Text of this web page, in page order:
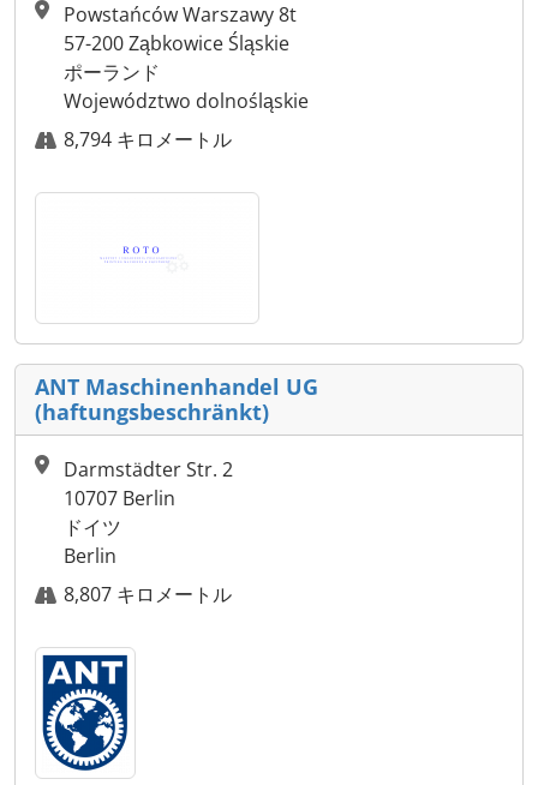
Powstańców Warszawy 8t
57-200 Ząbkowice Śląskie
ポーランド
Województwo dolnośląskie
8,794 キロメートル
ANT Maschinenhandel UG
(haftungsbeschränkt)
Darmstädter Str. 2
10707 Berlin
ドイツ
Berlin
8,807 キロメートル